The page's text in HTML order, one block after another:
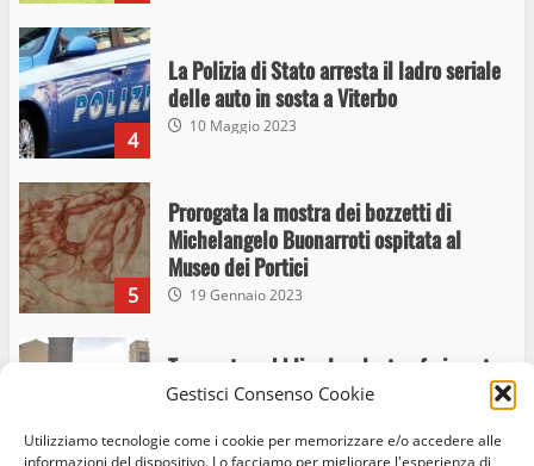
Gestisci Consenso Cookie
Utilizziamo tecnologie come i cookie per memorizzare e/o accedere alle
informazioni del dispositivo. Lo facciamo per migliorare l'esperienza di
4
La Polizia di Stato arresta il ladro seriale
delle auto in sosta a Viterbo
10 Maggio 2023
5
Prorogata la mostra dei bozzetti di
Michelangelo Buonarroti ospitata al
Museo dei Portici
19 Gennaio 2023
6
Trasporto pubblico locale, trasferimento
capolinea al terminal Riello dal 15 al 17
15 Giugno 2023